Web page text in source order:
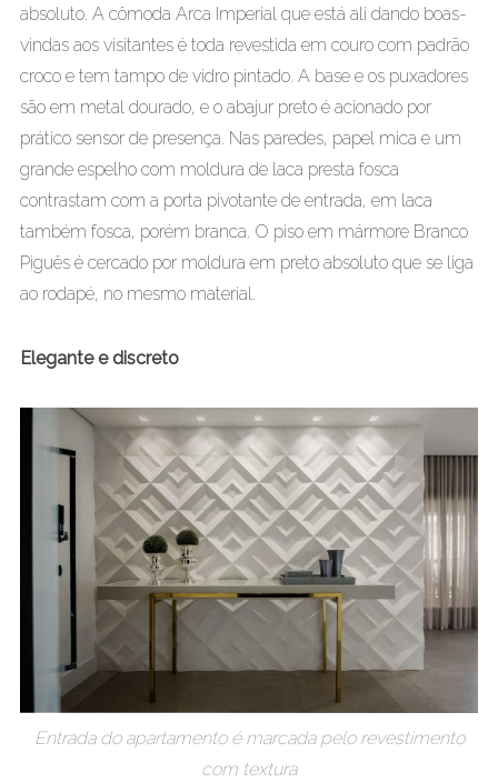
absoluto. A cômoda Arca Imperial que está ali dando boas-
vindas aos visitantes é toda revestida em couro com padrão
croco e tem tampo de vidro pintado. A base e os puxadores
são em metal dourado, e o abajur preto é acionado por
prático sensor de presença. Nas paredes, papel mica e um
grande espelho com moldura de laca presta fosca
contrastam com a porta pivotante de entrada, em laca
também fosca, porém branca. O piso em mármore Branco
Piguês é cercado por moldura em preto absoluto que se liga
ao rodapé, no mesmo material.
Elegante e discreto
Entrada do apartamento é marcada pelo revestimento
com textura